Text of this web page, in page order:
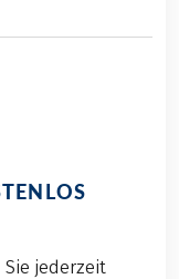
Sie jederzeit